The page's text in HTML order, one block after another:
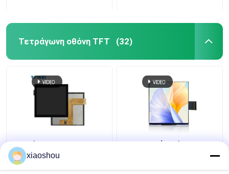
Τετράγωνη οθόνη TFT (32)
3.95 ίντσες
τετραγωνική οθόνη
TFT 480 X 480 IPS
3Εικονική οθόνη LCD
xiaoshou